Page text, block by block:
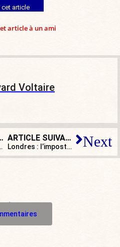
cet article
article à un ami
Voltaire
l’Iran à bout de souffle ?
ARTICLE SUIVANT
Londres : l’imposture Banksy a encore frappé Next